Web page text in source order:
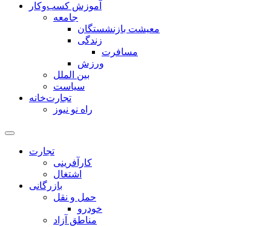
آموزش کسب‌وکار
جامعه
معیشت بازنشستگان
زندگی
مسافرت
ورزش
بین الملل
سیاست
تجارت‌خانه
راه نو نیوز
تجارت
کارآفرینی
اشتغال
بازرگانی
حمل و نقل
خودرو
مناطق آزاد